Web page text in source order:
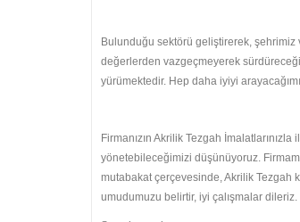
Bulunduğu sektörü geliştirerek, şehrimiz
değerlerden vazgeçmeyerek
yürümektedir. Hep daha iyiyi
Firmanızın Akrilik Tezgah
yönetebileceğimizi düşünüyoruz.
mutabakat çerçevesinde, Akrilik Tezgah
umudumuzu belirtir, iyi çalışmalar dileriz.